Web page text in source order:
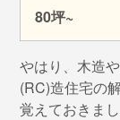
80坪~
やはり、木造
(RC)造住宅の
覚えておきまし